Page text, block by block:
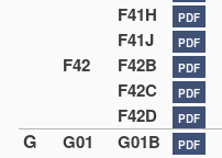
F41H PDF
F41J PDF
F42 F42B PDF
F42C PDF
F42D PDF
G G01 G01B PDF